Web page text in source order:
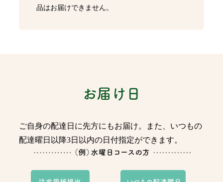
品はお届けできません。
ご自身の配達日に先方にもお届け。また、いつもの
配達曜日以降3日以内の日付指定ができます。